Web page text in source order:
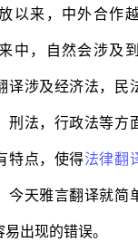
来，中外合作越
中，自然会涉及
译涉及经济法，民
刑法，行政法等方
特点，使得法律翻
今天雅言翻译就简
出现的错误。